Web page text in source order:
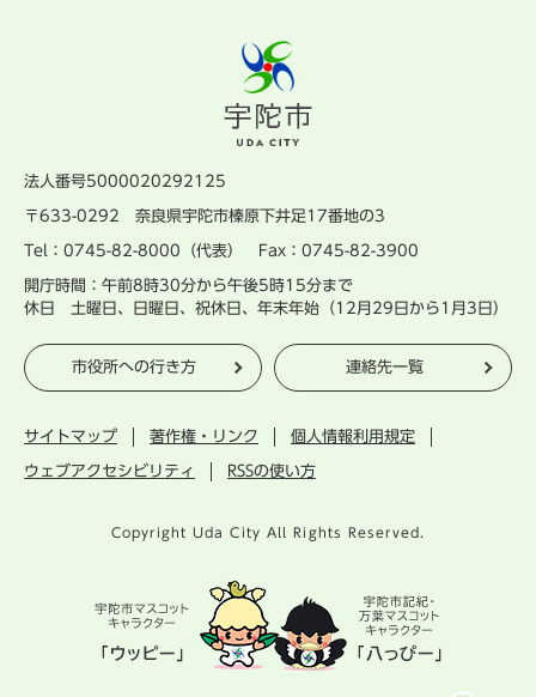
法人番号5000020292125
〒633-0292 奈良県宇陀市榛原下井足17番地の3
Tel：0745-82-8000（代表） Fax：0745-82-3900
開庁時間：午前8時30分から午後5時15分まで
休日 土曜日、日曜日、祝休日、年末年始（12月29日から1月3日）
市役所への行き方 連絡先一覧
サイトマップ 著作権・リンク 個人情報利用規定
ウェブアクセシビリティ RSSの使い方
Copyright Uda City All Rights Reserved.